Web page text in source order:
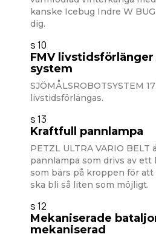
kanske Icebug Indre W
dig.
s 10
FMV
system
SJÖMÅLSROBOTSYSTEM
livstidsförlängas.
s 13
Kraftfull pannlampa
PETZL ULTRA VARIO BELT
pannlampa som drivs av
som bärs på kroppen för
ska bli så liten som möjligt.
s 12
Mekaniserade
mekaniserad